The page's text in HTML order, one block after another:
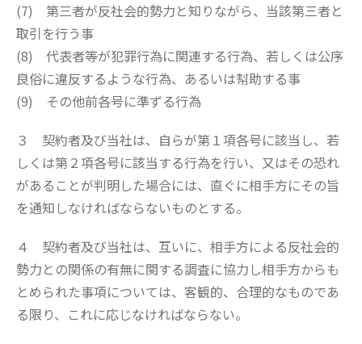
(7) 第三者が反社会的勢力と知りながら、当該第三者と
取引を行う事
(8) 代表者等が犯罪行為に関連する行為、若しくは公序
良俗に違反するような行為、あるいは幇助する事
(9) その他前各号に準ずる行為
３ 契約者及び当社は、自らが第１項各号に該当し、若
しくは第２項各号に該当する行為を行い、又はその恐れ
があることが判明した場合には、直ぐに相手方にその旨
を通知しなければならないものとする。
４ 契約者及び当社は、互いに、相手方による反社会的
勢力との関係の有無に関する調査に協力し相手方からも
とめられた事項については、客観的、合理的なものであ
る限り、これに応じなければならない。